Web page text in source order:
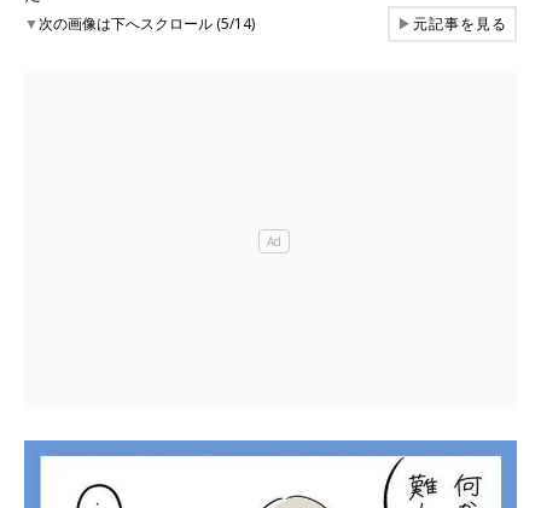
▼次の画像は下へスクロール (5/14) ▶元記事を見る